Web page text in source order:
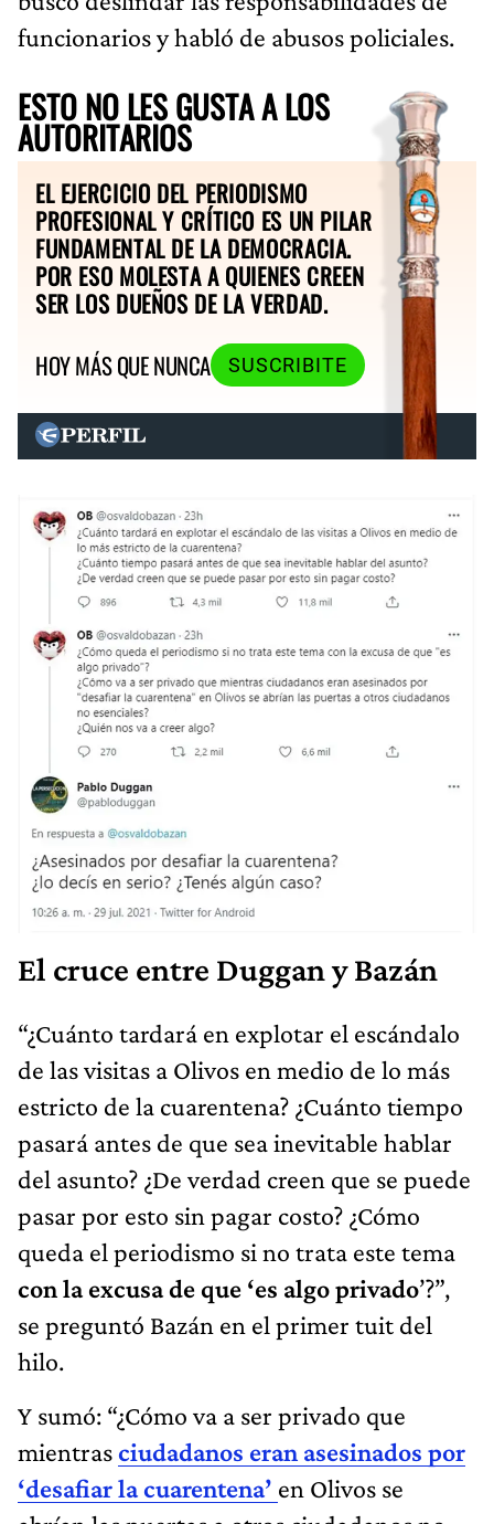
funcionarios y habló de abusos policiales.
ESTO NO LES GUSTA A LOS
AUTORITARIOS
EL EJERCICIO DEL PERIODISMO
PROFESIONAL Y CRÍTICO ES UN PILAR
FUNDAMENTAL DE LA DEMOCRACIA.
POR ESO MOLESTA A QUIENES CREEN
SER LOS DUEÑOS DE LA VERDAD.
HOY MÁS QUE NUNCA
SUSCRIBITE
El cruce entre Duggan y Bazán
“¿Cuánto tardará en explotar el escándalo
de las visitas a Olivos en medio de lo más
estricto de la cuarentena? ¿Cuánto tiempo
pasará antes de que sea inevitable hablar
del asunto? ¿De verdad creen que se puede
pasar por esto sin pagar costo? ¿Cómo
queda el periodismo si no trata este tema
con la excusa de que ‘es algo privado’?”,
se preguntó Bazán en el primer tuit del
hilo.
Y sumó: “¿Cómo va a ser privado que
mientrasciudadanos eran asesinados por
‘desafiar la cuarentena’ en Olivos se